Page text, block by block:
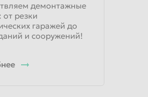
демонтажные
от резки
гаражей до
и сооружений!